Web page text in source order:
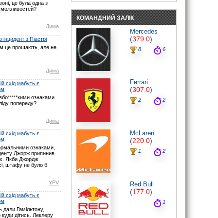
це була одна з
Дима
з Піастрі
це прощають, але не
Дима
схід мабуть є
ознаками.
попереду?
Дима
схід мабуть є
ознаками,
Джорж припинив
Якби Джордж
штафу не було б.
YPV
схід мабуть є
Гамільтону,
дітись. Леклеру
07.06.26 19:30
noteyu: Мабуть Ви не туди глянули? У
Монако початок о 16:00 за Києвом.
Нічого не змінювалось.
07.06.26 17:21
maxizh: І знову у вас помилки з
часом початку гонки. По вашим
помилкам люди пропускають гонку.
годину початку гонок. Другий рік
косячите. Не серйозно.
07.06.26 15:22
noteyu: Тут трансляцій немає.
Sweden1984: Вітаю шановні.
03.05.26 18:41
: Тепер головна інтрига:
залишиться Кімі лідером на старті чи,
візьме не Джордж, а Кімі.
29.03.26 15:37
noteyu: Перевантаження 50G відчув
Берман під час зіткнення з бар'єром,
повідомив Девід Крофт
КОМАНДНИЙ ЗАЛІК
Mercedes
(379.0)
8 6
Ferrari
(307.0)
2 2
McLaren
(220.0)
1 2
Red Bull
(177.0)
1